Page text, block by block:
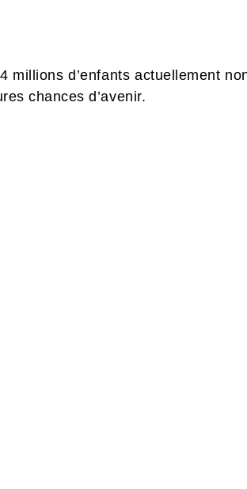
millions d’enfants actuellement
chances d’avenir.